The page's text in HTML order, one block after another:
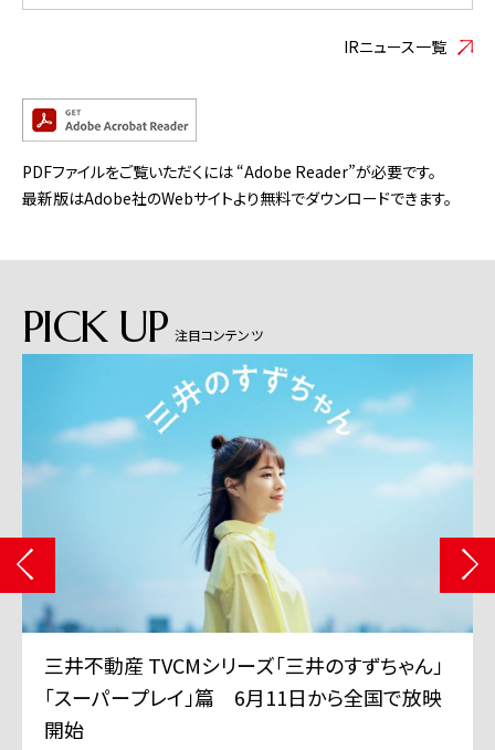
IRニュース一覧
PDFファイルをご覧いただくには “Adobe Reader”が必要です。
最新版はAdobe社のWebサイトより無料でダウンロードできます。
PICK UP 注目コンテンツ
三井不動産 TVCMシリーズ「三井のすずちゃん」
「スーパープレイ」篇 6月11日から全国で放映
開始